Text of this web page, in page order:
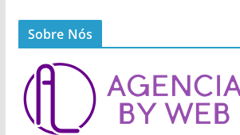
Sobre Nós